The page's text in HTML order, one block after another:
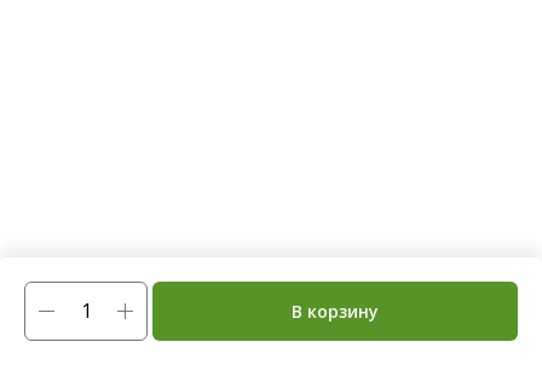
В корзину